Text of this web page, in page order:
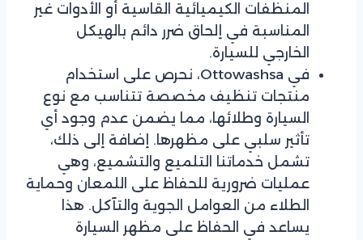
المنظفات الكيميائية القاسية أو الأدوات غير
المناسبة في إلحاق ضرر دائم بالهيكل
الخارجي للسيارة.
في Ottowashsa، نحرص على استخدام
منتجات تنظيف مخصصة تتناسب مع نوع
السيارة وطلائها، مما يضمن عدم وجود أي
تأثير سلبي على مظهرها. إضافة إلى ذلك،
تشمل خدماتنا التلميع والتشميع، وهي
عمليات ضرورية للحفاظ على اللمعان وحماية
الطلاء من العوامل الجوية والتآكل. هذا
يساعد في الحفاظ على مظهر السيارة